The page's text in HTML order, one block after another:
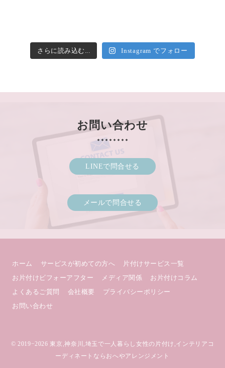
さらに読み込む... Instagram でフォロー
お問い合わせ
LINEで問合せる
メールで問合せる
ホーム サービスが初めての方へ
片付けサービス一覧
お片付けビフォーアフター
メディア関係
お片付けコラム
よくあるご質問
会社概要
プライバシーポリシー
お問い合わせ
© 2019−2026 東京,神奈川,埼玉で一人暮らし女性の片付け,インテリアコ
ーディネートならおへやアレンジメント